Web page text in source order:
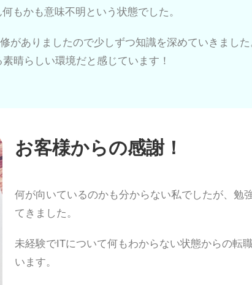
もかも意味不明という状態でした。
がありましたので少しずつ知識を深めていきまし
晴らしい環境だと感じています！
お客様からの感謝！
何が向いているのかも分からない私でしたが、勉
てきました。
未経験でITについて何もわからない状態からの転
います。